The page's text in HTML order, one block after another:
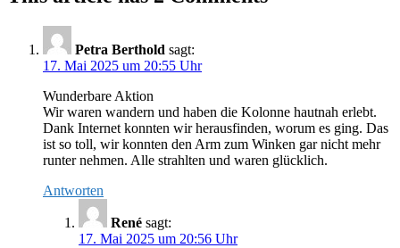
Petra Berthold sagt:
17. Mai 2025 um 20:55 Uhr
Wunderbare Aktion
Wir waren wandern und haben die Kolonne hautnah erlebt.
Dank Internet konnten wir herausfinden, worum es ging. Das
ist so toll, wir konnten den Arm zum Winken gar nicht mehr
runter nehmen. Alle strahlten und waren glücklich.
Antworten
René sagt:
17. Mai 2025 um 20:56 Uhr